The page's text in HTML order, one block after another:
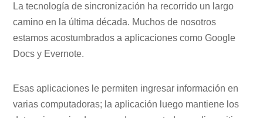
La tecnología de sincronización ha recorrido un largo
camino en la última década. Muchos de nosotros
estamos acostumbrados a aplicaciones como Google
Docs y Evernote.
Esas aplicaciones le permiten ingresar información en
varias computadoras; la aplicación luego mantiene los